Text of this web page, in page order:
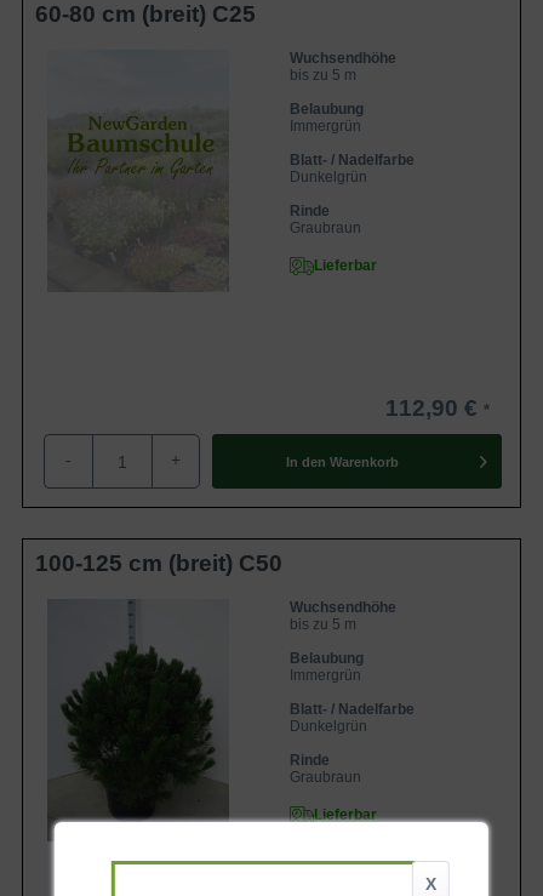
60-80 cm (breit) C25
Wuchsendhöhe
bis zu 5 m
Belaubung
Immergrün
Blatt- / Nadelfarbe
Dunkelgrün
Rinde
Graubraun
Lieferbar
112,90 €
- + In den Warenkorb
100-125 cm (breit) C50
Wuchsendhöhe
bis zu 5 m
Belaubung
Immergrün
Blatt- / Nadelfarbe
Dunkelgrün
Rinde
Graubraun
Lieferbar
X